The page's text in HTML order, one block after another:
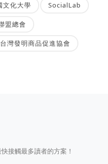
文化大學 SocialLab
盟總會
台灣發明商品促進協會
接觸最多讀者的方案！